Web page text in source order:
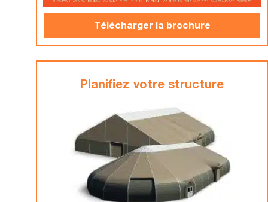
Télécharger la brochure
Planifiez votre structure